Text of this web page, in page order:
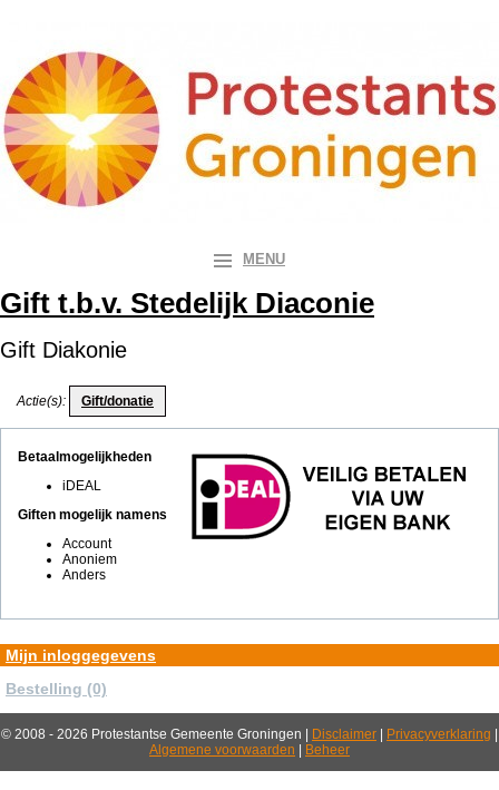
MENU
Gift t.b.v. Stedelijk Diaconie
Gift Diakonie
Actie(s):
Betaalmogelijkheden
iDEAL
Giften mogelijk namens
Account
Anoniem
Anders
Mijn inloggegevens
Bestelling (0)
© 2008 - 2026 Protestantse Gemeente Groningen | Disclaimer | Privacyverklaring |
Algemene voorwaarden | Beheer